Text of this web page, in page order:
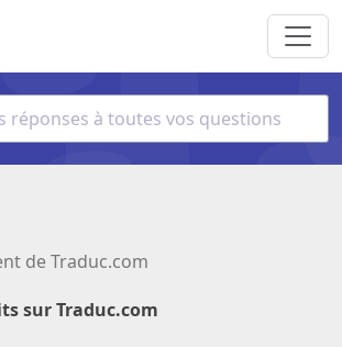
réponses à toutes vos questions
de Traduc.com
sur Traduc.com